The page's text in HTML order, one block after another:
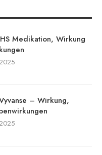
Medikation, Wirkung
– Wirkung,